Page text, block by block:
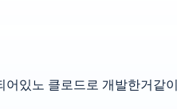
있노 클로드로 개발한거같